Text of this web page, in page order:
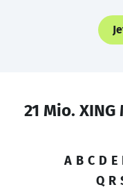
21 Mio.
A B C D E
Q R